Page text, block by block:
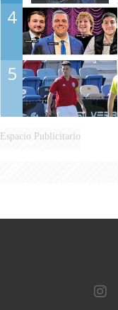
4
5
Espacio Publicitario